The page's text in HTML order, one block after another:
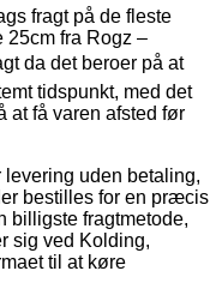
fragt på de fleste
25cm fra Rogz –
da det beroer på at
tidspunkt, med det
at få varen afsted før
levering uden betaling,
bestilles for en præcis
billigste fragtmetode,
sig ved Kolding,
til at køre